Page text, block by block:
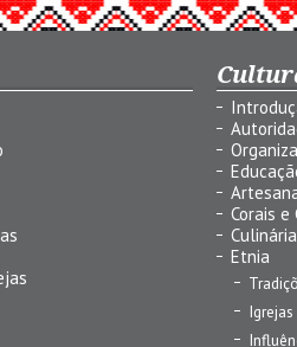
Corais e
Culinária
Etnia